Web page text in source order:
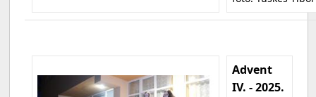
Advent
IV. - 2025.